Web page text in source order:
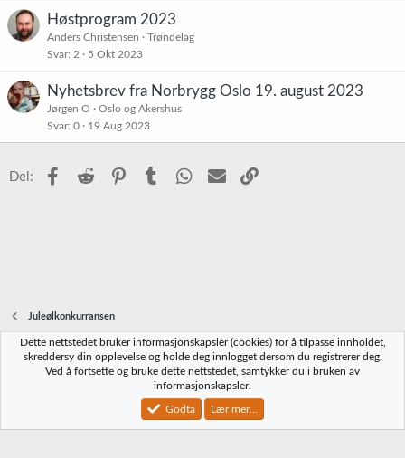
Høstprogram 2023
Anders Christensen
Trøndelag
Svar 2 5 Okt 2023
Nyhetsbrev fra Norbrygg Oslo 19. august 2023
Jørgen O
Oslo og Akershus
Svar 0 19 Aug 2023
Del: Facebook
Reddit PinterestTumblr WhatsApp
E-post
Juleølkonkurransen
Norbrygg-default
Vilkår og regler Personvernregler
Community platform by XenForo® © 2010-2023 XenForo Ltd.
Dette nettstedet bruker informasjonskapsler (cookies) for å tilpasse innholdet,
skreddersy din opplevelse og holde deg innlogget dersom du registrerer deg.
Ved å fortsette og bruke dette nettstedet, samtykker du i bruken av
informasjonskapsler.
Godta Lær mer...